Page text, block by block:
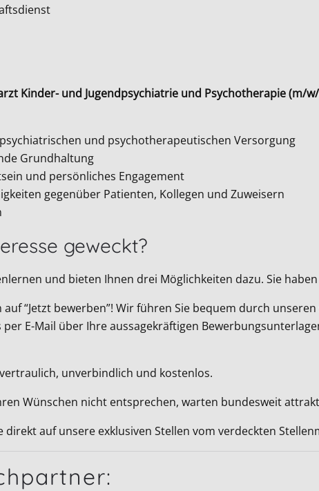
Kinder- und Jugendpsychiatrie und Psychotherapie (m/
und psychotherapeutischen Versorgung
Grundhaltung
und persönliches Engagement
gegenüber Patienten, Kollegen und Zuweisern
geweckt?
und bieten Ihnen drei Möglichkeiten dazu. Sie
auf “Jetzt bewerben”! Wir führen Sie bequem durch
E-Mail über Ihre aussagekräftigen
unverbindlich und kostenlos.
Wünschen nicht entsprechen, warten bundesweit
direkt auf unsere exklusiven Stellen vom verdeckten